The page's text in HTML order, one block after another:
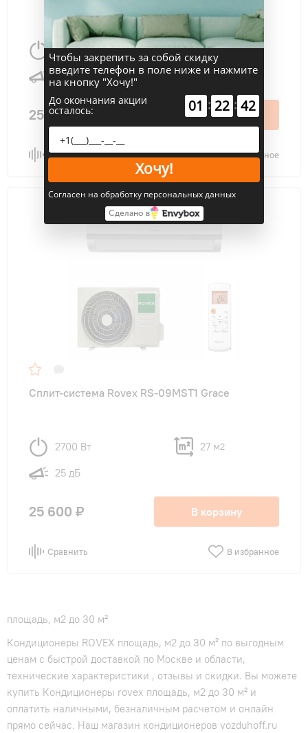
2700 Вт 27 м2
25 дБ
25 000 ₽ В корзину
Сравнить В избранное
Сплит-система Rovex RS-09MST1 Grace
2700 Вт 27 м2
25 дБ
25 600 ₽ В корзину
Сравнить В избранное
площадь, м2 до 30 м²
Кондиционеры ROVEX площадь, м2 до 30 м² по выгодным
ценам с быстрой доставкой по Москве и области,
технические характеристики , отзывы и скидки. Вы можете
купить Кондиционеры rovex площадь, м2 до 30 м² и
оплатить наличными, безналичным расчетом и онлайн
прямо сейчас. Наш магазин кондиционеров vozduhoff.ru
Чтобы закрепить за собой скидку
введите телефон в поле ниже и нажмите
на кнопку "Хочу!"
До окончания акции
осталось: 01 : 22 : 41
Хочу!
Согласен на обработку персональных данных
Сделано в